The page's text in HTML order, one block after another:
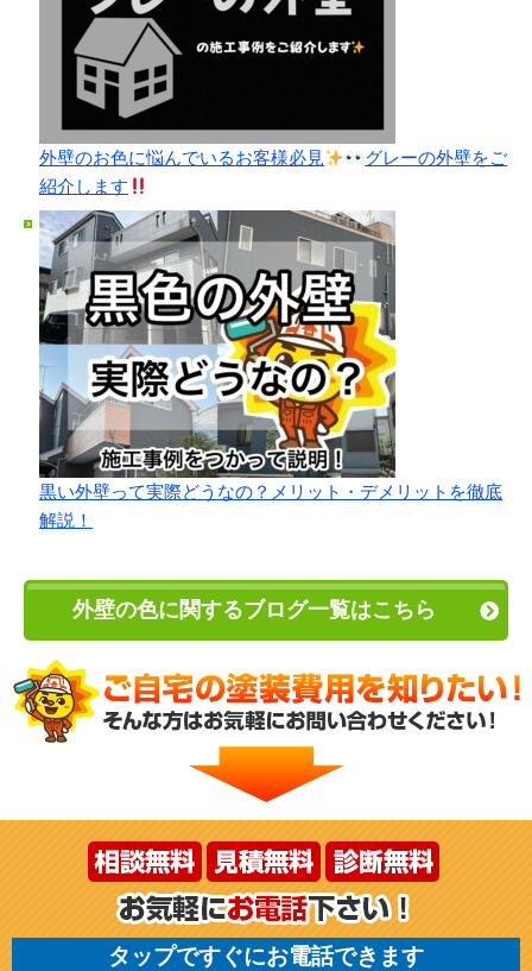
外壁のお色に悩んでいるお客様必見
グレーの外壁をご
紹介します
黒い外壁って実際どうなの？メリット・デメリットを徹底
解説！
外壁の色に関するブログ一覧はこちら
タップですぐにお電話できます